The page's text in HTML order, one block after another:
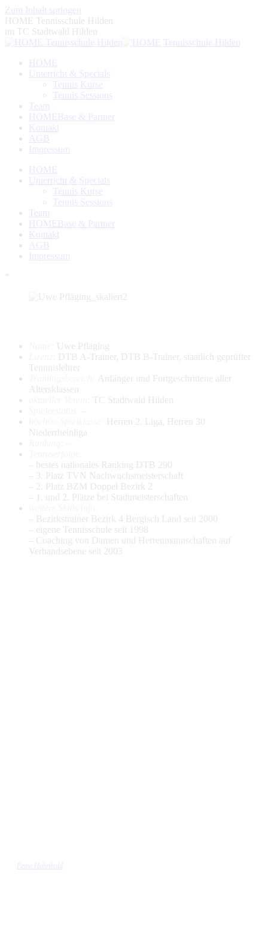
Zum Inhalt springen
HOME Tennisschule Hilden
im TC Stadtwald Hilden
HOME
Unterricht & Specials
Tennis Kurse
Tennis Sessions
Team
HOMEBase & Partner
Kontakt
AGB
Impressum
HOME
Unterricht & Specials
Tennis Kurse
Tennis Sessions
Team
HOMEBase & Partner
Kontakt
AGB
Impressum
Uwe Pfläging
DTB A-Trainer, DTB B-Trainer, staatlich geprüfter
Tennnislehrer
Anfänger und Fortgeschrittene aller
Altersklassen
TC Stadtwald Hilden
Herren 2. Liga, Herren 30
Niederrheinliga
– bestes nationales Ranking DTB 290
– 3. Platz TVN Nachwuchsmeisterschaft
– 2. Platz BZM Doppel Bezirk 2
– 1. und 2. Plätze bei Stadtmeisterschaften
– Bezirkstrainer Bezirk 4 Bergisch Land seit 2000
– eigene Tennisschule seit 1998
– Coaching von Damen und Herrenmannschaften auf
Verbandsebene seit 2003
Petra Hohnhold